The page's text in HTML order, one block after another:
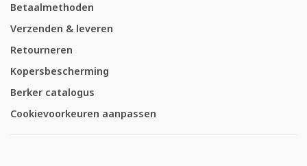
Betaalmethoden
Verzenden & leveren
Retourneren
Kopersbescherming
Berker catalogus
Cookievoorkeuren aanpassen